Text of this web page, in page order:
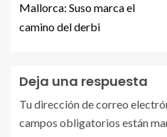
Mallorca: Suso marca el
camino del derbi
Deja una respuesta
Tu dirección de correo
campos obligatorios están